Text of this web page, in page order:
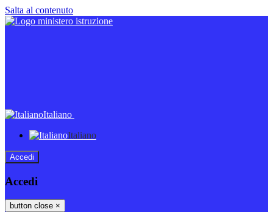
Salta al contenuto
Italiano
Italiano
Accedi
Accedi
button close ×